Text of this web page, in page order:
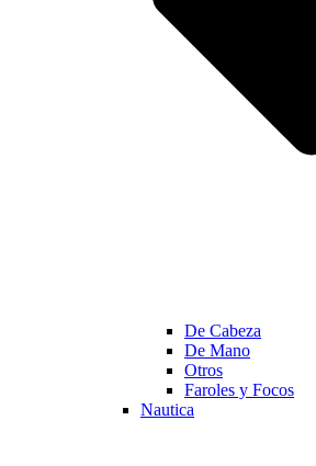
De Cabeza
De Mano
Otros
Faroles y Focos
Nautica